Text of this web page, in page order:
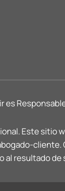
es
Este sitio
resultado de